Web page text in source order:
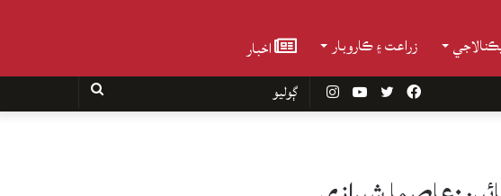
زراعت ۽ ڪاروبار اخبار
InstagramYouTube Twitter
Facebook